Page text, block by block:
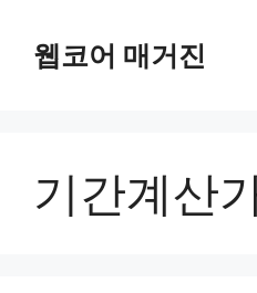
웹코어 매거진
기간계산